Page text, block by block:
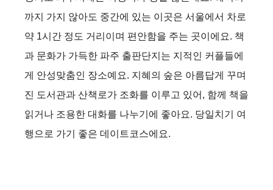
까지 가지 않아도 중간에 있는 이곳은 서울에서 차로
약 1시간 정도 거리이며 편안함을 주는 곳이에요. 책
과 문화가 가득한 파주 출판단지는 지적인 커플들에
게 안성맞춤인 장소예요. 지혜의 숲은 아름답게 꾸며
진 도서관과 산책로가 조화를 이루고 있어, 함께 책을
읽거나 조용한 대화를 나누기에 좋아요. 당일치기 여
행으로 가기 좋은 데이트코스에요.